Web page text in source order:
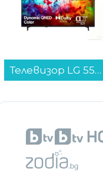
Телевизор LG 55QNED7EB3C , 139 см, 3840x2160 UHD-4K , 55 inch, Mini LED , Smart TV , Web Os...